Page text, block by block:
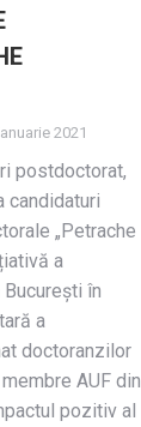
2021
postdoctorat,
candidaturi
„Petrache
a
în
a
doctoranzilor
AUF din
pozitiv al